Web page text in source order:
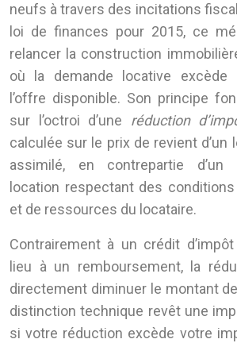
neufs à travers des incitations
loi de finances pour 2015, ce
relancer la construction
où la demande locative excède
l’offre disponible. Son principe
sur l’octroi d’une réduction
calculée sur le prix de revient d’un
assimilé, en contrepartie d’un
location respectant des
et de ressources du locataire.
Contrairement à un crédit
lieu à un remboursement, la
directement diminuer le montant
distinction technique revêt une
si votre réduction excède votre